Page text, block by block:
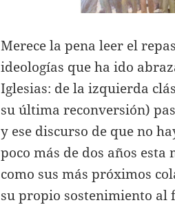
Merece la pena leer el
ideologías que ha ido
Iglesias: de la izquierda
su última reconversión)
y ese discurso de que no
poco más de dos años
como sus más próximos
su propio sostenimiento al